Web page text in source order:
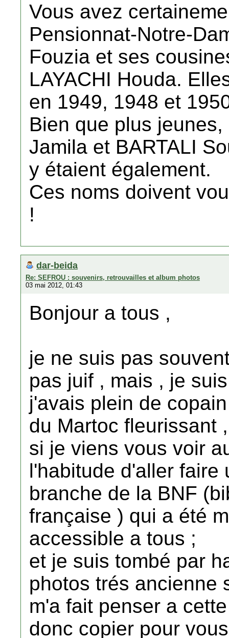
Vous avez
Pensionnat-Notre-
Fouzia et ses
LAYACHI Houda.
en 1949, 1948 et
Bien que plus
Jamila et BARTALI
y étaient également.
Ces noms doivent
!
dar-beida
Re: SEFROU : souvenirs, retrouvailles et album photos
03 mai 2012, 01:43
Bonjour a tous ,
je ne suis pas
pas juif , mais , je
j'avais plein de
du Martoc fleurissant ,
si je viens vous voir
l'habitude d'aller faire
branche de la BNF
française ) qui a été
accessible a tous ;
et je suis tombé par
photos trés ancienne
m'a fait penser a
donc copier pour